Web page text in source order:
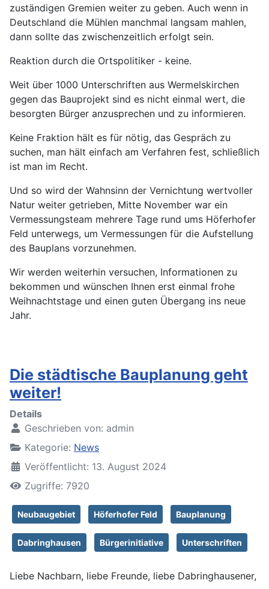
zuständigen Gremien weiter zu geben. Auch wenn in
Deutschland die Mühlen manchmal langsam mahlen,
dann sollte das zwischenzeitlich erfolgt sein.
Reaktion durch die Ortspolitiker - keine.
Weit über 1000 Unterschriften aus Wermelskirchen
gegen das Bauprojekt sind es nicht einmal wert, die
besorgten Bürger anzusprechen und zu informieren.
Keine Fraktion hält es für nötig, das Gespräch zu
suchen, man hält einfach am Verfahren fest, schließlich
ist man im Recht.
Und so wird der Wahnsinn der Vernichtung wertvoller
Natur weiter getrieben, Mitte November war ein
Vermessungsteam mehrere Tage rund ums Höferhofer
Feld unterwegs, um Vermessungen für die Aufstellung
des Bauplans vorzunehmen.
Wir werden weiterhin versuchen, Informationen zu
bekommen und wünschen Ihnen erst einmal frohe
Weihnachtstage und einen guten Übergang ins neue
Jahr.
Die städtische Bauplanung geht
weiter!
Details
Geschrieben von: admin
Kategorie: News
Veröffentlicht: 13. August 2024
Zugriffe: 7920
Neubaugebiet Höferhofer Feld Bauplanung
Dabringhausen Bürgerinitiative Unterschriften
Liebe Nachbarn, liebe Freunde, liebe Dabringhausener,